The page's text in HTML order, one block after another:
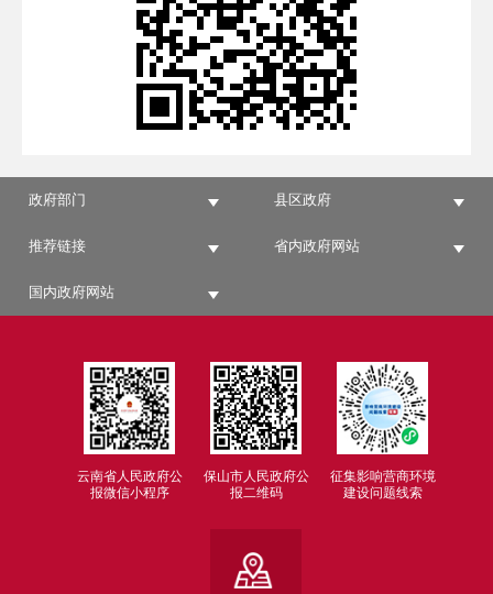
政府部门 县区政府
推荐链接 省内政府网站
国内政府网站
云南省人民政府公
报微信小程序
保山市人民政府公
报二维码
征集影响营商环境
建设问题线索